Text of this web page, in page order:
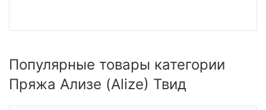
Популярные товары категории
Пряжа Ализе (Alize) Твид